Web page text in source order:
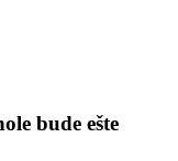
bude ešte